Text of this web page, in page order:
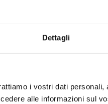
Dettagli
i vostri dati personali,
alle informazioni sul